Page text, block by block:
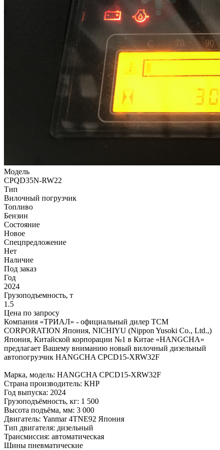
Модель
CPQD35N-RW22
Тип
Вилочный погрузчик
Топливо
Бензин
Состояние
Новое
Спецпредложение
Нет
Наличие
Под заказ
Год
2024
Грузоподъемность, т
1.5
Цена по запросу
Компания «ТРИАЛ» - официальный дилер TCM
CORPORATION Япония, NICHIYU (Nippon Yusoki Co., Ltd.,)
Япония, Китайской корпорации №1 в Китае «HANGCHA»
предлагает Вашему вниманию новый вилочный дизельный
автопогрузчик HANGCHA CPCD15-XRW32F
Марка, модель: HANGCHA CPCD15-XRW32F
Страна производитель: КНР
Год выпуска: 2024
Грузоподъёмность, кг: 1 500
Высота подъёма, мм: 3 000
Двигатель: Yanmar 4TNE92 Япония
Тип двигателя: дизельный
Трансмиссия: автоматическая
Шины пневматические